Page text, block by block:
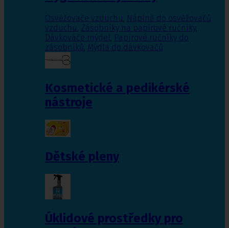
Osvěžovače vzduchu, Náplně do osvěžovačů
vzduchu, Zásobníky na papírové ručníky,
Dávkováče mýdel, Papírové ručníky do
zásobníků, Mýdla do dávkovačů
Kosmetické a pedikérské
nástroje
Dětské pleny
Úklidové prostředky pro